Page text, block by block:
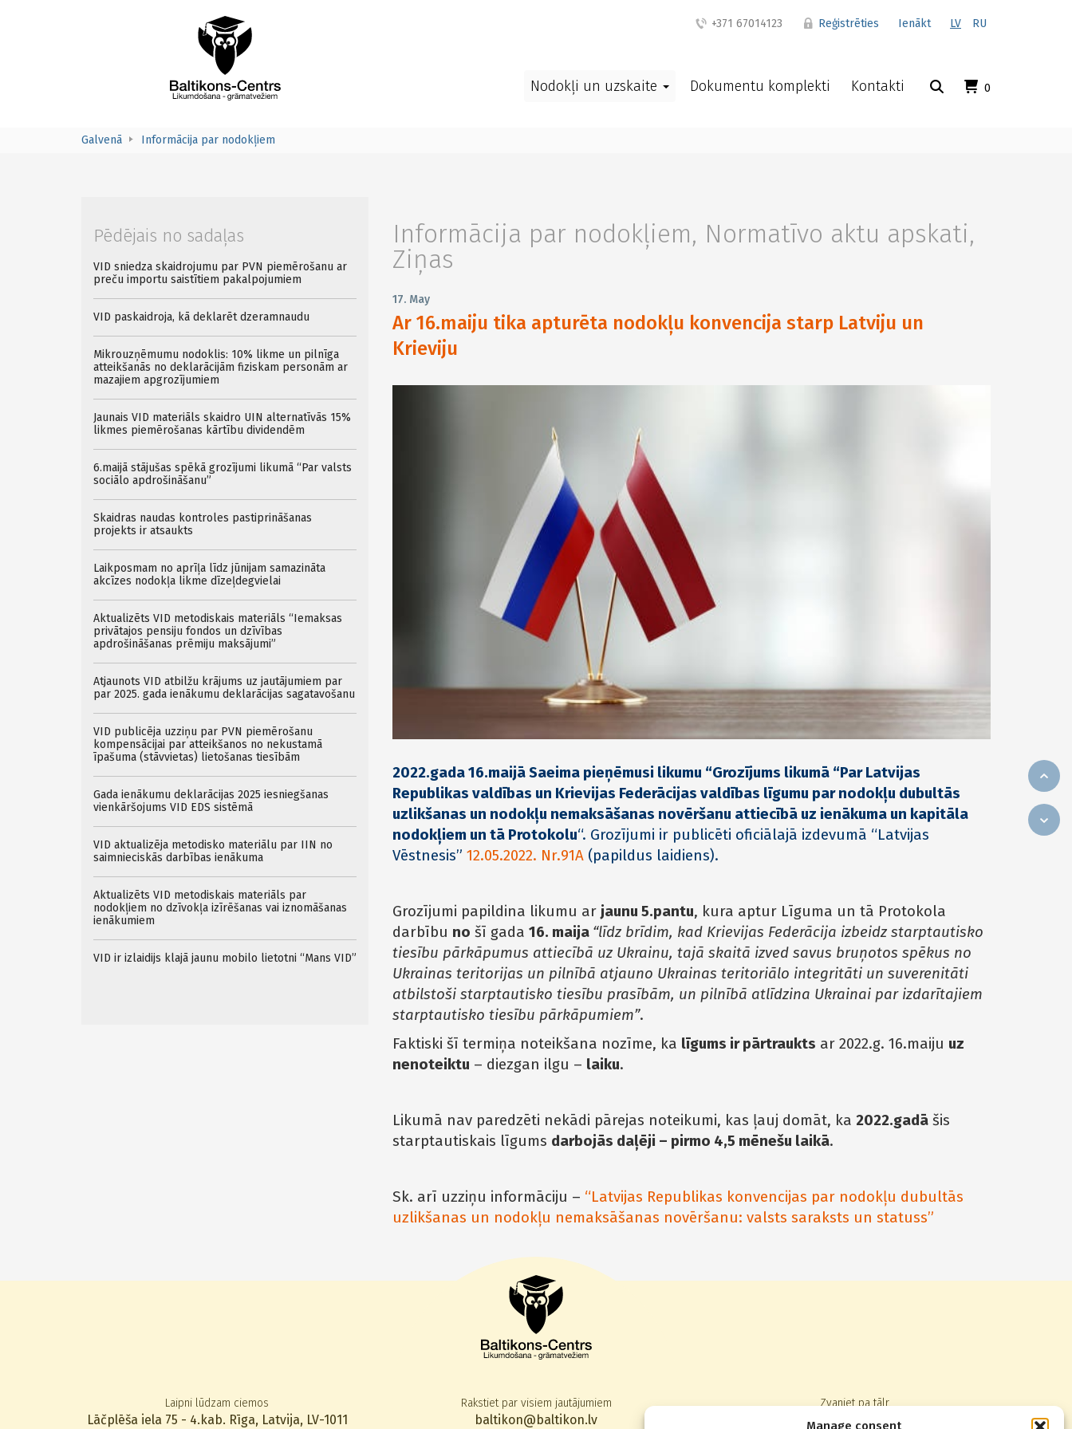
Manage consent
+371 67014123 Reģistrēties Ienākt LV RU
0
Nodokļi un uzskaite Dokumentu komplekti Kontakti
Galvenā Informācija par nodokļiem
Informācija par nodokļiem, Normatīvo aktu apskati,
Ziņas
17. May
Ar 16.maiju tika apturēta nodokļu konvencija starp Latviju un
Krieviju
2022.gada 16.maijā Saeima pieņēmusi likumu “Grozījums likumā “Par Latvijas
Republikas valdības un Krievijas Federācijas valdības līgumu par nodokļu dubultās
uzlikšanas un nodokļu nemaksāšanas novēršanu attiecībā uz ienākuma un kapitāla
nodokļiem un tā Protokolu“. Grozījumi ir publicēti oficiālajā izdevumā “Latvijas
Vēstnesis” 12.05.2022. Nr.91A (papildus laidiens).
Grozījumi papildina likumu ar jaunu 5.pantu, kura aptur Līguma un tā Protokola
darbību no šī gada 16. maija “līdz brīdim, kad Krievijas Federācija izbeidz starptautisko
tiesību pārkāpumus attiecībā uz Ukrainu, tajā skaitā izved savus bruņotos spēkus no
Ukrainas teritorijas un pilnībā atjauno Ukrainas teritoriālo integritāti un suverenitāti
atbilstoši starptautisko tiesību prasībām, un pilnībā atlīdzina Ukrainai par izdarītajiem
starptautisko tiesību pārkāpumiem”.
Faktiski šī termiņa noteikšana nozīme, ka līgums ir pārtraukts ar 2022.g. 16.maiju uz
nenoteiktu – diezgan ilgu – laiku.
Likumā nav paredzēti nekādi pārejas noteikumi, kas ļauj domāt, ka 2022.gadā šis
starptautiskais līgums darbojās daļēji – pirmo 4,5 mēnešu laikā.
Sk. arī uzziņu informāciju – “Latvijas Republikas konvencijas par nodokļu dubultās
uzlikšanas un nodokļu nemaksāšanas novēršanu: valsts saraksts un statuss”
Pēdējais no sadaļas
VID sniedza skaidrojumu par PVN piemērošanu ar
preču importu saistītiem pakalpojumiem
VID paskaidroja, kā deklarēt dzeramnaudu
Mikrouzņēmumu nodoklis: 10% likme un pilnīga
atteikšanās no deklarācijām fiziskam personām ar
mazajiem apgrozījumiem
Jaunais VID materiāls skaidro UIN alternatīvās 15%
likmes piemērošanas kārtību dividendēm
6.maijā stājušas spēkā grozījumi likumā “Par valsts
sociālo apdrošināšanu”
Skaidras naudas kontroles pastiprināšanas
projekts ir atsaukts
Laikposmam no aprīļa līdz jūnijam samazināta
akcīzes nodokļa likme dīzeļdegvielai
Aktualizēts VID metodiskais materiāls “Iemaksas
privātajos pensiju fondos un dzīvības
apdrošināšanas prēmiju maksājumi”
Atjaunots VID atbilžu krājums uz jautājumiem par
par 2025. gada ienākumu deklarācijas sagatavošanu
VID publicēja uzziņu par PVN piemērošanu
kompensācijai par atteikšanos no nekustamā
īpašuma (stāvvietas) lietošanas tiesībām
Gada ienākumu deklarācijas 2025 iesniegšanas
vienkāršojums VID EDS sistēmā
VID aktualizēja metodisko materiālu par IIN no
saimnieciskās darbības ienākuma
Aktualizēts VID metodiskais materiāls par
nodokļiem no dzīvokļa izīrēšanas vai iznomāšanas
ienākumiem
VID ir izlaidijs klajā jaunu mobilo lietotni “Mans VID”
Laipni lūdzam ciemos
Lāčplēša iela 75 - 4.kab. Rīga, Latvija, LV-1011
Rakstiet par visiem jautājumiem
baltikon@baltikon.lv
Zvaniet pa tālr.
+371 67014123,22830080